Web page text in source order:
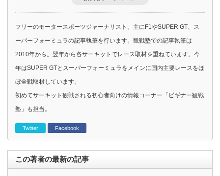
フリーのモータースポーツジャーナリスト。主にF1やSUPER GT、ス
ーパーフォーミュラの記事執筆を行います。観戦塾での記事執筆は
2010年から。翌年から各サーキットでレース取材を重ねています。今
年はSUPER GTとスーパーフォーミュラをメインに国内主要レースをほ
ぼ全戦取材しています。
初めてサーキット観戦される初心者向けの情報コーナー「ビギナー観戦
塾」も担当。
Twitter Facebook
この著者の最新の記事